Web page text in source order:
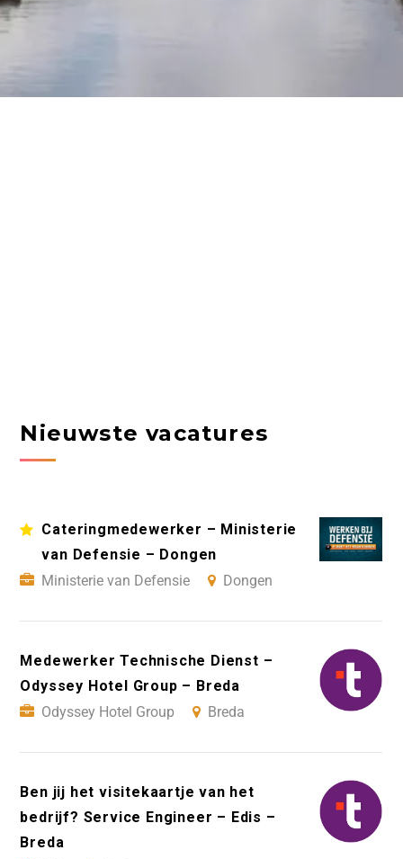
Nieuwste vacatures
Cateringmedewerker – Ministerie
van Defensie – Dongen
Ministerie van Defensie
Dongen
Medewerker Technische Dienst –
Odyssey Hotel Group – Breda
Odyssey Hotel Group
Breda
Ben jij het visitekaartje van het
bedrijf? Service Engineer – Edis –
Breda